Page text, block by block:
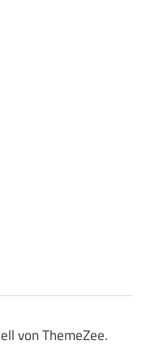
von ThemeZee.